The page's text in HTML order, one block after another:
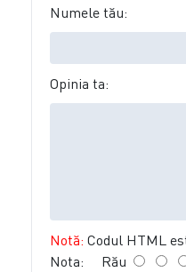
Numele tău:
Opinia ta:
Notă: Codul HTML
Nota: Rău